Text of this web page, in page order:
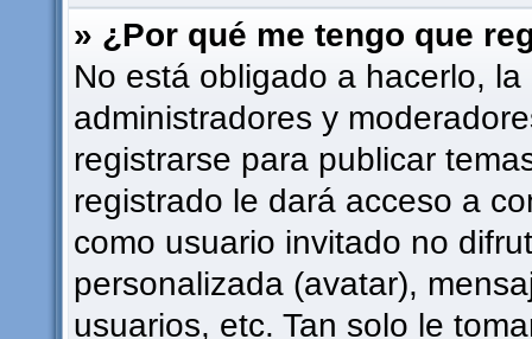
» ¿Por qué me tengo que
No está obligado a hacerlo,
administradores y
registrarse para publicar
registrado le dará acceso a
como usuario invitado no
personalizada (avatar),
usuarios, etc. Tan solo le